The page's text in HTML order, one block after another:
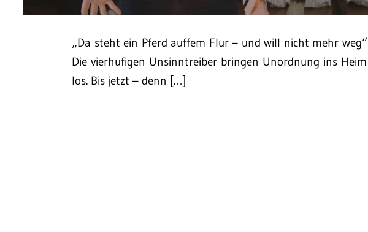
„Da steht ein Pferd auffem Flur – und will nicht mehr
Die vierhufigen Unsinntreiber bringen Unordnung ins
los. Bis jetzt – denn […]